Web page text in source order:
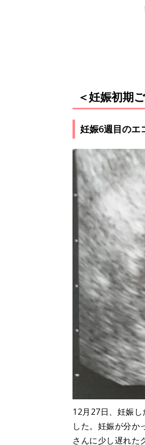
＜妊娠初期
妊娠6週目のエ
12月27日、妊娠
した。妊娠が分か
さんに少し遅れた